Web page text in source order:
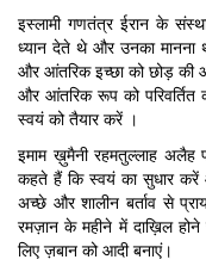
इस्लामी गणतंत्र ईरान के
ध्यान देते थे और उनका मानना
और आंतरिक इच्छा को छोड़ की
और आंतरिक रूप को
स्वयं को तैयार करें ।
इमाम ख़ुमैनी रहमतुल्लाह अलैह
कहते हैं कि स्वयं का सुधार करें
अच्छे और शालीन बर्ताव से
रमज़ान के महीने में दाख़िल
लिए ज़बान को आदी बनाएं।